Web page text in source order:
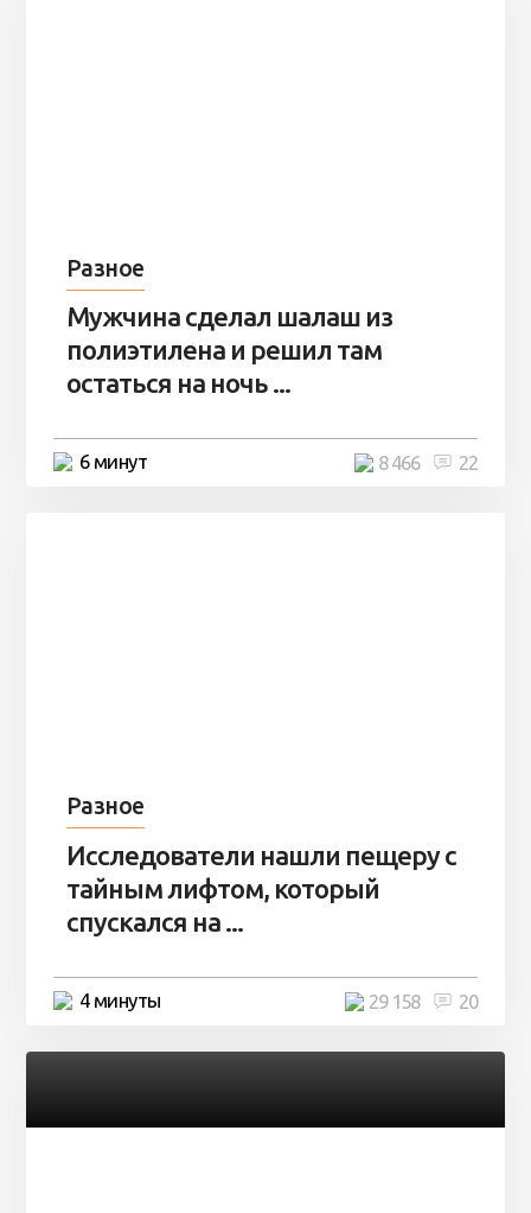
Разное
Мужчина сделал шалаш из
полиэтилена и решил там
остаться на ночь ...
6 минут 22
8 466
Разное
Исследователи нашли пещеру с
тайным лифтом, который
спускался на ...
4 минуты 20
29 158